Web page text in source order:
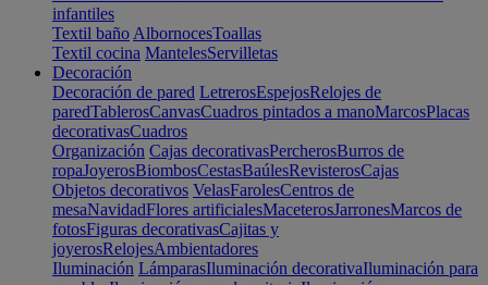
infantiles
Textil baño AlbornocesToallas
Textil cocina MantelesServilletas
Decoración
Decoración de pared LetrerosEspejosRelojes de
paredTablerosCanvasCuadros pintados a manoMarcosPlacas
decorativasCuadros
Organización Cajas decorativasPercherosBurros de
ropaJoyerosBiombosCestasBaúlesRevisterosCajas
Objetos decorativos VelasFarolesCentros de
mesaNavidadFlores artificialesMaceterosJarronesMarcos de
fotosFiguras decorativasCajitas y
joyerosRelojesAmbientadores
Iluminación LámparasIluminación decorativaIluminación para